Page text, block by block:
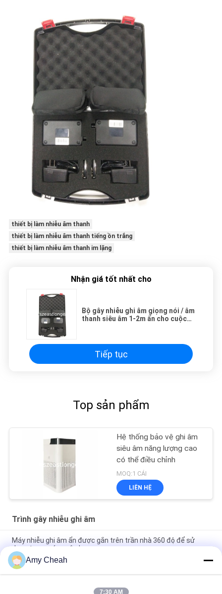
thiết bị làm nhiễu âm thanh
thiết bị làm nhiễu âm thanh tiếng ồn trắng
thiết bị làm nhiễu âm thanh im lặng
Nhận giá tốt nhất cho
Bộ gây nhiễu ghi âm giọng nói / âm
thanh siêu âm 1-2m ẩn cho cuộc
Tiếp tục
Top sản phẩm
Hệ thống bảo vệ ghi âm
siêu âm năng lượng cao
có thể điều chỉnh
MOQ:1 CÁI
LIÊN HỆ
Trình gây nhiễu ghi âm
Máy nhiễu ghi âm ẩn được gắn trên trần nhà 360 độ để sử
dụng trong các cuộc họp
iPhone Android Harmony Series Audio Recording Jammer 360
độ Máy tính để bàn 2-5 mét
Amy Cheah
7:30 AM